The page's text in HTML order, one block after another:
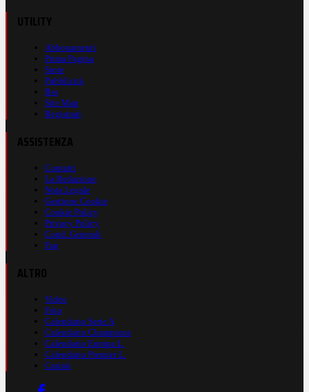
Abbonamenti
Prima Pagina
Store
Pubblicità
Rss
Site Map
Registrati
Contatti
La Redazione
Nota Legale
Gestione Cookie
Cookie Policy
Privacy Policy
Cond. Generali
Faq
Video
Foto
Calendario Serie A
Calendario Champions
Calendario Europa L.
Calendario Premier L.
Casinò